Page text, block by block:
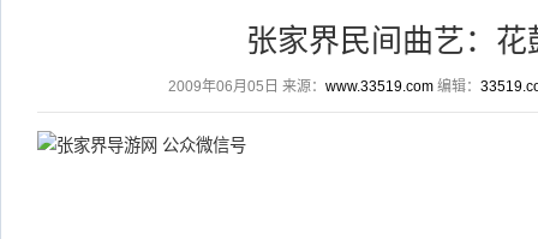
张家界民间曲艺：花
2009年06月05日 来源： www.33519.com编辑：